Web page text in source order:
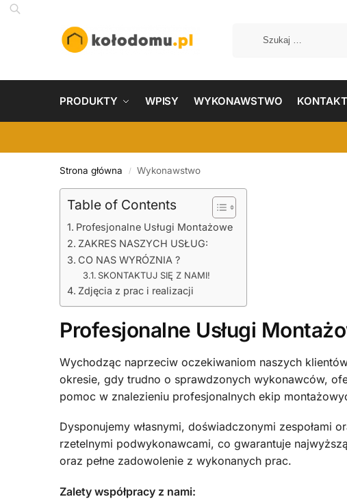
PRODUKTY WPISY WYKONAWSTWO KONTAKT
Strona główna / Wykonawstwo
Table of Contents
Profesjonalne Usługi Montażowe
ZAKRES NASZYCH USŁUG:
CO NAS WYRÓZNIA ?
SKONTAKTUJ SIĘ Z NAMI!
Zdjęcia z prac i realizacji
Profesjonalne Usługi
Wychodząc naprzeciw oczekiwaniom naszych
okresie, gdy trudno o sprawdzonych wykonawców,
pomoc w znalezieniu profesjonalnych ekip
Dysponujemy własnymi, doświadczonymi zespołami
rzetelnymi podwykonawcami, co gwarantuje
oraz pełne zadowolenie z wykonanych prac.
Zalety współpracy z nami: